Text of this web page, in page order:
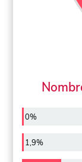
0%
1,9%